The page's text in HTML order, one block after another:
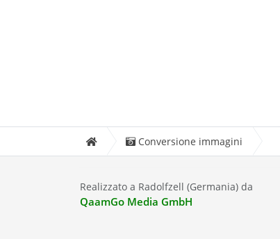
Conversione immagini
Realizzato a Radolfzell (Germania) da
QaamGo Media GmbH